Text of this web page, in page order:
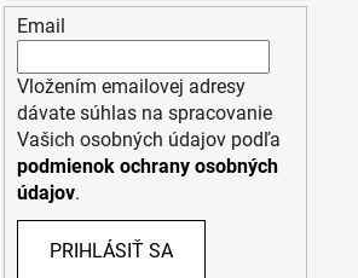
Email
Vložením emailovej adresy
dávate súhlas na spracovanie
Vašich osobných údajov podľa
podmienok ochrany osobných
údajov.
PRIHLÁSIŤ SA